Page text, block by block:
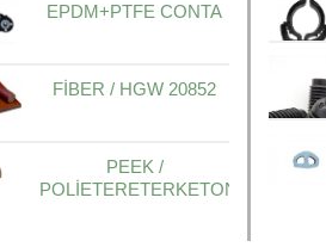
EPDM+PTFE CONTA
FİBER / HGW 20852
PEEK /
POLİETERETERKETON